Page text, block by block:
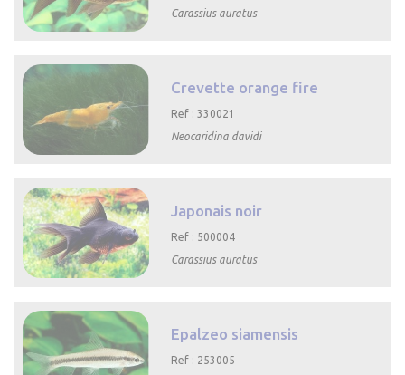
Carassius auratus
Crevette orange fire
Ref : 330021
Neocaridina davidi
Japonais noir
Ref : 500004
Carassius auratus
Epalzeo siamensis
Ref : 253005